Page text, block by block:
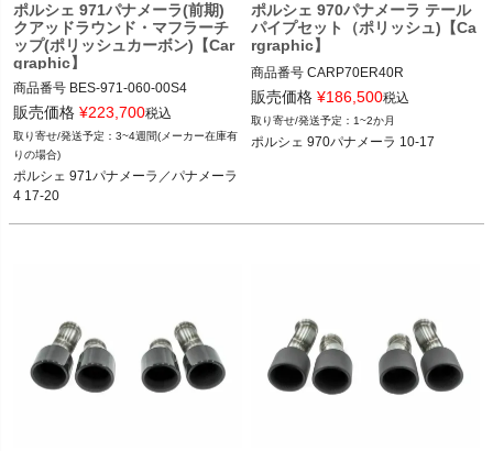
ポルシェ 971パナメーラ(前期)
クアッドラウンド・マフラーチ
ップ(ポリッシュカーボン)【Car
graphic】
商品番号 BES-971-060-00S4
BES-971-060-00S4
FVD品番：BES.971.060.00S4
メーカー品番：CARP71ER40RKEV
4 17-20
販売価格 ¥223,700税込
3~4週間(メーカー在庫有
りの場合)
ポルシェ 971パナメーラ／パナメーラ
4 17-20
ポルシェ 970パナメーラ テール
パイプセット（ポリッシュ)【Ca
rgraphic】
商品番号 CARP70ER40R
CARP70ER40R
販売価格 ¥186,500税込
1~2か月
ポルシェ 970パナメーラ 10-17